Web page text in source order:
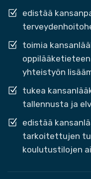
edistää
toimia
yhteistyön
tukea
tallennusta ja
edistää
tarkoitettujen
koulutustilojen